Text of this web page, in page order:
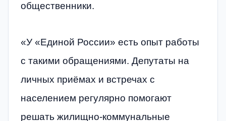
общественники.
«У «Единой России» есть опыт работы
с такими обращениями. Депутаты на
личных приёмах и встречах с
населением регулярно помогают
решать жилищно-коммунальные